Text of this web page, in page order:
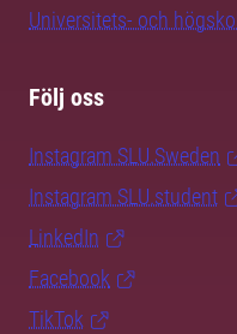
Universitets- och
Följ oss
Instagram SLU.Sweden
Instagram SLU.student
LinkedIn
Facebook
TikTok